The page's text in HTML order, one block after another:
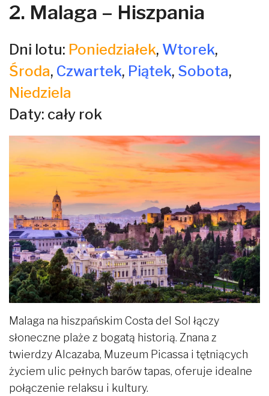
2. Malaga – Hiszpania
Dni lotu: Poniedziałek, Wtorek,
Środa, Czwartek, Piątek, Sobota,
Niedziela
Daty: cały rok
Malaga na hiszpańskim Costa del Sol łączy
słoneczne plaże z bogatą historią. Znana z
twierdzy Alcazaba, Muzeum Picassa i tętniących
życiem ulic pełnych barów tapas, oferuje idealne
połączenie relaksu i kultury.